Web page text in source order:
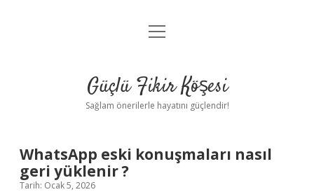
Anasayfa
Yasal Uyarı
menüyü
Güçlü Fikir Köşesi
Sağlam önerilerle hayatını güçlendir!
WhatsApp eski konuşmaları nasıl
geri yüklenir ?
Tarih: Ocak 5, 2026